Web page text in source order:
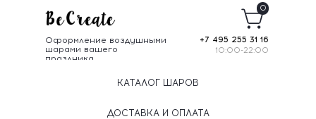
Оформление воздушными
шарами вашего
праздника
+7 495 255 31 16
10:00-22:00
0
КАТАЛОГ ШАРОВ
ДОСТАВКА И ОПЛАТА